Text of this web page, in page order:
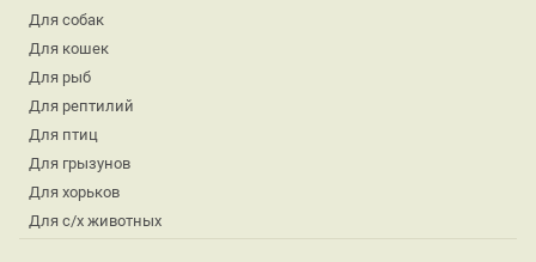
Для собак
Для кошек
Для рыб
Для рептилий
Для птиц
Для грызунов
Для хорьков
Для с/х животных